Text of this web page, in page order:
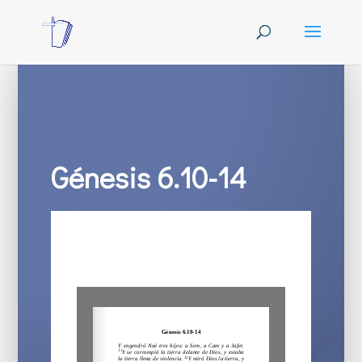
Génesis 6.10-14